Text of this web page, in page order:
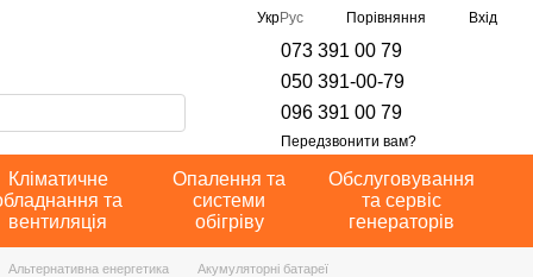
УкрРус Порівняння Вхід
073 391 00 79
050 391-00-79
096 391 00 79
Передзвонити вам?
Кліматичне
та
вентиляція
Опалення та
системи
обігріву
Обслуговування
та сервіс
генераторів
Альтернативна енергетика Акумуляторні батареї